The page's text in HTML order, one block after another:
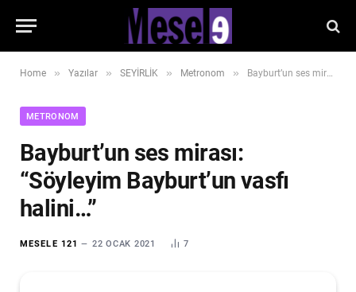
Home » Yazılar » SEYİRLİK » Metronom » Bayburt’un ses mirası: “Söyleyim Bayburt’un vasfı halini…”
METRONOM
Bayburt’un ses mirası:
“Söyleyim Bayburt’un vasfı
halini…”
MESELE 121 22 OCAK 2021 7